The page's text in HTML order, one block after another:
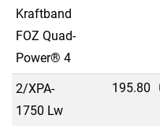
Kraftband
FOZ Quad-
Power® 4
2/XPA-
1750 Lw
195.80